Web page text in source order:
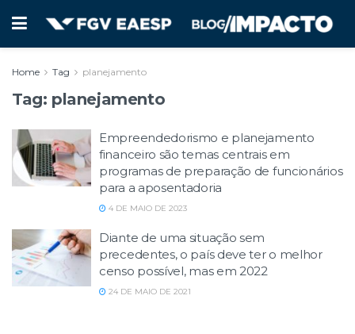
Home Tag planejamento
Tag: planejamento
Empreendedorismo e planejamento
financeiro são temas centrais em
programas de preparação de funcionários
para a aposentadoria
4 DE MAIO DE 2023
Diante de uma situação sem
precedentes, o país deve ter o melhor
censo possível, mas em 2022
24 DE MAIO DE 2021